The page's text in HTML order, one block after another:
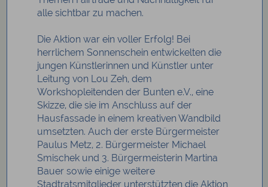
alle sichtbar zu machen.
Die Aktion war ein voller Erfolg! Bei
herrlichem Sonnenschein entwickelten die
jungen Künstlerinnen und Künstler unter
Leitung von Lou Zeh, dem
Workshopleitenden der Bunten e.V., eine
Skizze, die sie im Anschluss auf der
Hausfassade in einem kreativen Wandbild
umsetzten. Auch der erste Bürgermeister
Paulus Metz, 2. Bürgermeister Michael
Smischek und 3. Bürgermeisterin Martina
Bauer sowie einige weitere
Stadtratsmitglieder unterstützten die Aktion